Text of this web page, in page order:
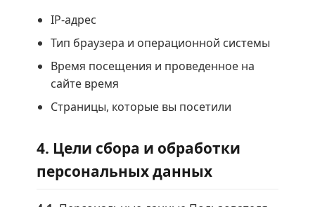
IP-адрес
Тип браузера и операционной системы
Время посещения и проведенное на
сайте время
Страницы, которые вы посетили
4. Цели сбора и обработки
персональных данных